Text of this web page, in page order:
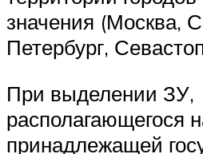
значения (Москва,
Петербург,
При выделении ЗУ,
располагающегося
принадлежащей